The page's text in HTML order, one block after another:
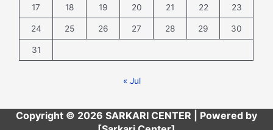
17 18 19 20 21 22 23
24 25 26 27 28 29 30
31
« Jul
Copyright © 2026 SARKARI CENTER | Powered by